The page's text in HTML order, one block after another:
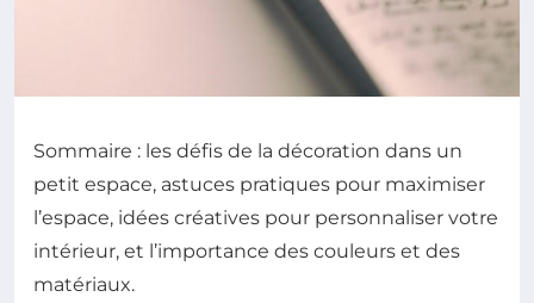
Sommaire : les défis de la décoration dans un
petit espace, astuces pratiques pour maximiser
l’espace, idées créatives pour personnaliser votre
intérieur, et l’importance des couleurs et des
matériaux.